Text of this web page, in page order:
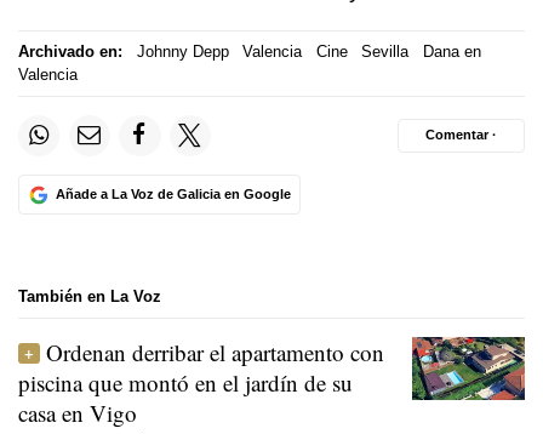
Archivado en: Johnny Depp Valencia Cine Sevilla
Dana en
Valencia
Añade a La Voz de Galicia en Google
Comentar ·
También en La Voz
Ordenan derribar el apartamento con
piscina que montó en el jardín de su
casa en Vigo